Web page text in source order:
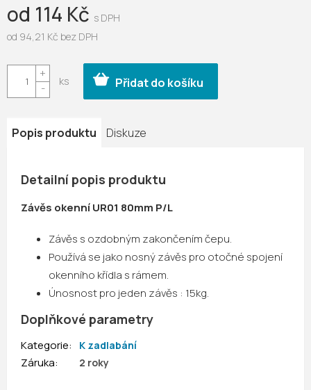
od 114 Kč
od 94,21 Kč bez DPH
cena:
Přidat do košíku
Popis produktu Diskuze
Detailní popis produktu
Závěs okenní UR01 80mm P/L
Závěs s ozdobným zakončením čepu.
Používá se jako nosný závěs pro otočné spojení
okenního křídla s rámem.
Únosnost pro jeden závěs : 15kg.
Doplňkové parametry
Kategorie: K zadlabání
Záruka: 2 roky